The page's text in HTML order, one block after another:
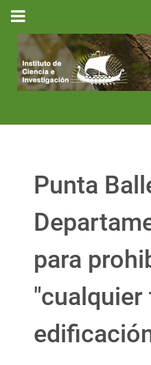
Punta
para
"cualquier